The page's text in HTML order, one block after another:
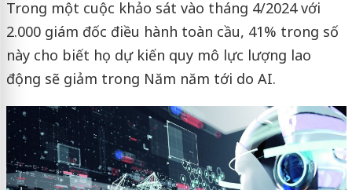
Trong một cuộc khảo sát vào tháng 4/2024 với
2.000 giám đốc điều hành toàn cầu, 41% trong số
này cho biết họ dự kiến ​​quy mô lực lượng lao
động sẽ giảm trong Năm năm tới do AI.